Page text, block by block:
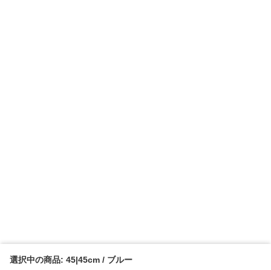
選択中の商品: 45|45cm / ブルー